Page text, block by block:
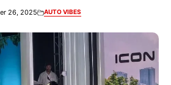
26, 2025 AUTO VIBES